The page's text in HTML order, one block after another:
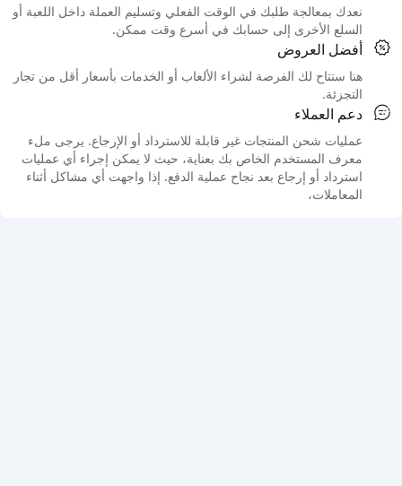
نعدك بمعالجة طلبك في الوقت الفعلي وتسليم العملة داخل اللعبة أو
السلع الأخرى إلى حسابك في أسرع وقت ممكن.
أفضل العروض
هنا ستتاح لك الفرصة لشراء الألعاب أو الخدمات بأسعار أقل من تجار
التجزئة.
دعم العملاء
عمليات شحن المنتجات غير قابلة للاسترداد أو الإرجاع. يرجى ملء
معرف المستخدم الخاص بك بعناية، حيث لا يمكن إجراء أي عمليات
استرداد أو إرجاع بعد نجاح عملية الدفع. إذا واجهت أي مشاكل أثناء
المعاملات،